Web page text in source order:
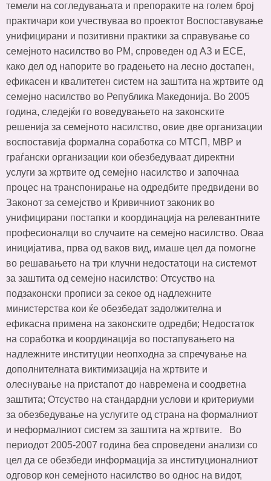
темели на согледувањата и препораките на голем број
практичари кои учествуваа во проектот Воспоставување
унифицирани и позитивни практики за справување со
семејното насилство во РМ, спроведен од АЗ и ЕСЕ,
како дел од напорите во градењето на лесно достапен,
ефикасен и квалитетен систем на заштита на жртвите од
семејно насилство во Република Македонија. Во 2005
година, следејќи го воведувањето на законските
решенија за семејното насилство, овие две организации
воспоставија формална соработка со МТСП, МВР и
граѓански организации кои обезбедуваат директни
услуги за жртвите од семејно насилство и започнаа
процес на транспонирање на одредбите предвидени во
Законот за семејство и Кривичниот законик во
унифицирани постапки и координација на релевантните
професионалци во случаите на семејно насилство. Оваа
иницијатива, прва од ваков вид, имаше цел да помогне
во решавањето на три клучни недостатоци на системот
за заштита од семејно насилство: Отсуство на
подзаконски прописи за секое од надлежните
министерства кои ќе обезбедат задолжителна и
ефикасна примена на законските одредби; Недостаток
на соработка и координација во постапувањето на
надлежните институции неопходна за спречување на
дополнителната виктимизација на жртвите и
олеснување на пристапот до навремена и соодветна
заштита; Отсуство на стандардни услови и критериуми
за обезбедување на услугите од страна на формалниот
и неформалниот систем за заштита на жртвите. Во
периодот 2005-2007 година беа спроведени анализи со
цел да се обезбеди информација за институционалниот
одговор кон семејното насилство во однос на видот,